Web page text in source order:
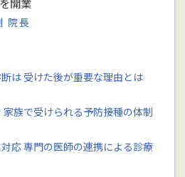
院長
は 受けた後が重要な理由とは
族で受けられる予防接種の体制
応 専門の医師の連携による診療